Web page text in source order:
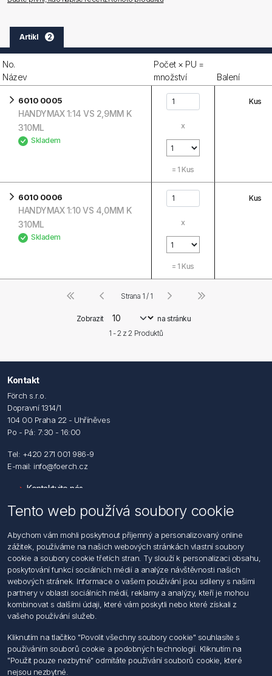
Artikl 2
No.
Název
Počet × PU =
množství
Balení
6010 0005
HANDYMAX 1:14 VS 2,9MM K
310ML
Skladem
x
= 1 Kus
Kus
6010 0006
HANDYMAX 1:10 VS 4,0MM K
310ML
Skladem
x
= 1 Kus
Kus
Zobrazit
na stránku
1 - 2 z2 Produktů
Strana 1 / 1
Kontakt
Förch s.r.o.
Dopravní 1314/1
104 00 Praha 22 - Uhříněves
Po - Pá: 7:30 - 16:00
Tel: +420 271 001 986-9
E-mail: info@foerch.cz
Kontaktujte nás
Hledat
Dodržování předpisů
Zásady zpracování osobních údajů fyzických osob
Podmínky zasílání elektronických dokumentu
Všeobecné dodací a obchodní podmínky
Informace o nakládaní s elektroodpadem
Můj účet
Můj účet
Objednávky
Tento web používá soubory cookie
Abychom vám mohli poskytnout příjemný a personalizovaný online
zážitek, používáme na našich webových stránkách vlastní soubory
cookie a soubory cookie třetích stran. Ty slouží k personalizaci obsahu,
poskytování funkcí sociálních médií a analýze návštěvnosti našich
webových stránek. Informace o vašem používání jsou sdíleny s našimi
partnery v oblasti sociálních médií, reklamy a analýzy, kteří je mohou
kombinovat s dalšími údaji, které vám poskytli nebo které získali z
vašeho používání služeb.
Kliknutím na tlačítko "Povolit všechny soubory cookie" souhlasíte s
používáním souborů cookie a podobných technologií. Kliknutím na
"Použit pouze nezbytné" odmítáte používání souborů cookie, které
nejsou nezbytné.